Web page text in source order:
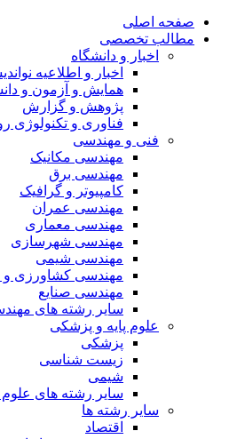
صفحه اصلی
مطالب تخصصی
اخبار و دانشگاه
اخبار و اطلاعیه نواندیشان
همایش و آزمون و دانشگاه
پژوهش و گزارش
فناوری و تکنولوژی روز
فنی و مهندسی
مهندسی مکانیک
مهندسی برق
کامپیوتر و گرافیک
مهندسی عمران
مهندسی معماری
مهندسی شهرسازی
مهندسی شیمی
مهندسی کشاورزی و
مهندسی صنایع
سایر رشته های مهندسی
علوم پایه و پزشکی
پزشکی
زیست شناسی
شیمی
سایر رشته های علوم پایه
سایر رشته ها
اقتصاد